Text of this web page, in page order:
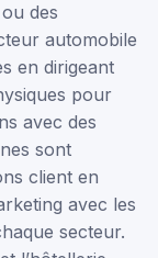
des
automobile
en dirigeant
pour
avec des
sont
client en
avec les
secteur.